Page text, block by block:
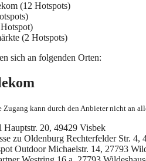
(12 Hotspots)
(2 Hotspots)
sich an folgenden Orten:
Zugang kann durch den Anbieter nicht an
Hauptstr. 20, 49429 Visbek
zu Oldenburg Rechterfelder Str. 4,
OutdoorMichaelstr. 14, 27793